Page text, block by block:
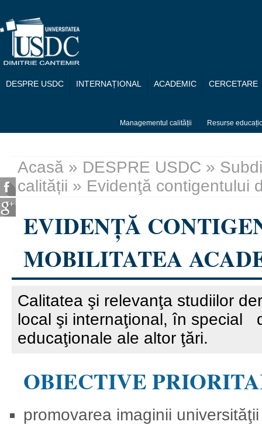
DESPRE USDC INTERNAȚIONAL ACADEMIC CERCETARE
Managementul calității Resurse
Eşti aici
Acasă » DESPRE USDC »
calității » Evidenţă contigentului
EVIDENŢĂ
MOBILITATEA
Calitatea şi relevanţa studiilor
local şi internaţional, în special
educaţionale ale altor ţări.
OBIECTIVE
promovarea imaginii